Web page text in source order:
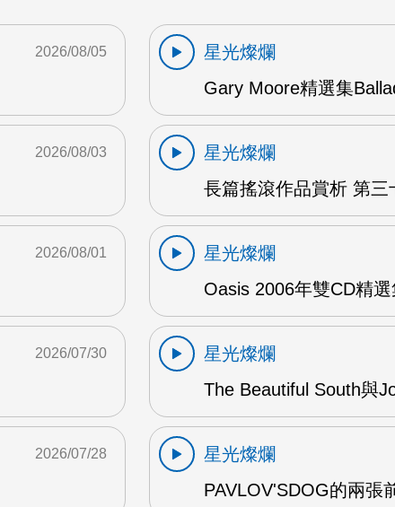
2026/08/05
星光燦爛
Gary Moore精選集
2026/08/03
星光燦爛
長篇搖滾作品賞析 第三
2026/08/01
星光燦爛
Oasis 2006年雙CD精選
2026/07/30
星光燦爛
The Beautiful South與
2026/07/28
星光燦爛
PAVLOV'SDOG的兩張